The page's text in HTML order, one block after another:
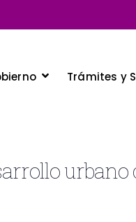
Trámites y